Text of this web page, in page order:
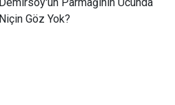
Demirsoy'un Parmağının Ucunda
Niçin Göz Yok?